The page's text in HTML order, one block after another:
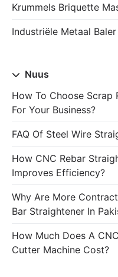
Krummels Briquette
Industriële Metaal
Nuus
How To Choose Scrap
For Your Business?
FAQ Of Steel Wire
How CNC Rebar
Improves Efficiency?
Why Are More
Bar Straightener In
How Much Does A
Cutter Machine Cost?